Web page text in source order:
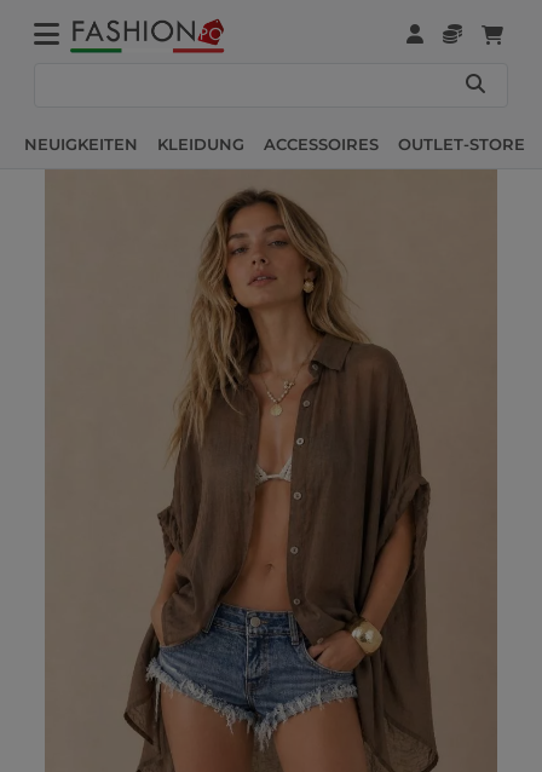
NEUIGKEITEN KLEIDUNG ACCESSOIRES OUTLET-STORE